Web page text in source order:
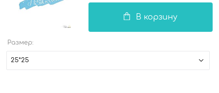
В корзину
Размер:
25*25